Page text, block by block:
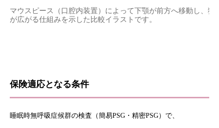
マウスピース（口腔内装置）によって下顎が前方へ移動し、狭
が広がる仕組みを示した比較イラストです。
保険適応となる条件
睡眠時無呼吸症候群の検査（簡易PSG・精密PSG）で、